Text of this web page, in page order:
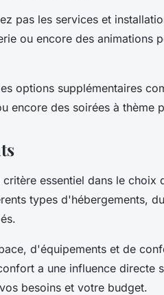
pas les services et
ou encore des animations
options supplémentaires
encore des soirées à thème
essentiel dans le choix
types d'hébergements,
d'équipements et de
a une influence directe
besoins et votre budget.